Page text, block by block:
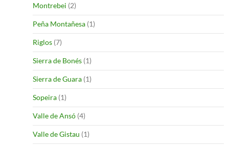
Montrebei (2)
Peña Montañesa (1)
Riglos (7)
Sierra de Bonés (1)
Sierra de Guara (1)
Sopeira (1)
Valle de Ansó (4)
Valle de Gistau (1)